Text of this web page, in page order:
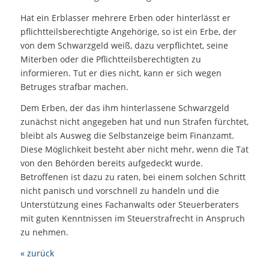
Hat ein Erblasser mehrere Erben oder hinterlässt er
pflichtteilsberechtigte Angehörige, so ist ein Erbe, der
von dem Schwarzgeld weiß, dazu verpflichtet, seine
Miterben oder die Pflichtteilsberechtigten zu
informieren. Tut er dies nicht, kann er sich wegen
Betruges strafbar machen.
Dem Erben, der das ihm hinterlassene Schwarzgeld
zunächst nicht angegeben hat und nun Strafen fürchtet,
bleibt als Ausweg die Selbstanzeige beim Finanzamt.
Diese Möglichkeit besteht aber nicht mehr, wenn die Tat
von den Behörden bereits aufgedeckt wurde.
Betroffenen ist dazu zu raten, bei einem solchen Schritt
nicht panisch und vorschnell zu handeln und die
Unterstützung eines Fachanwalts oder Steuerberaters
mit guten Kenntnissen im Steuerstrafrecht in Anspruch
zu nehmen.
« zurück